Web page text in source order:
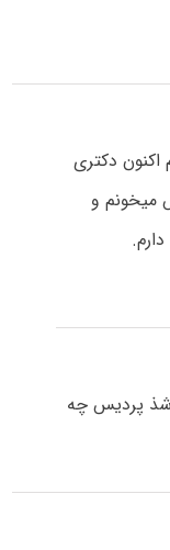
دکتری
میخونم و
پردیس چه